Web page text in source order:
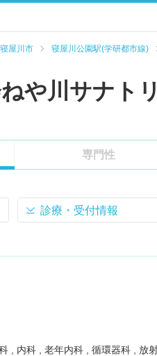
寝屋川市 寝屋川公園駅(学研都市線)
や川サナト
専門性
診療・受付情報
内科 老年内科 循環器科 放